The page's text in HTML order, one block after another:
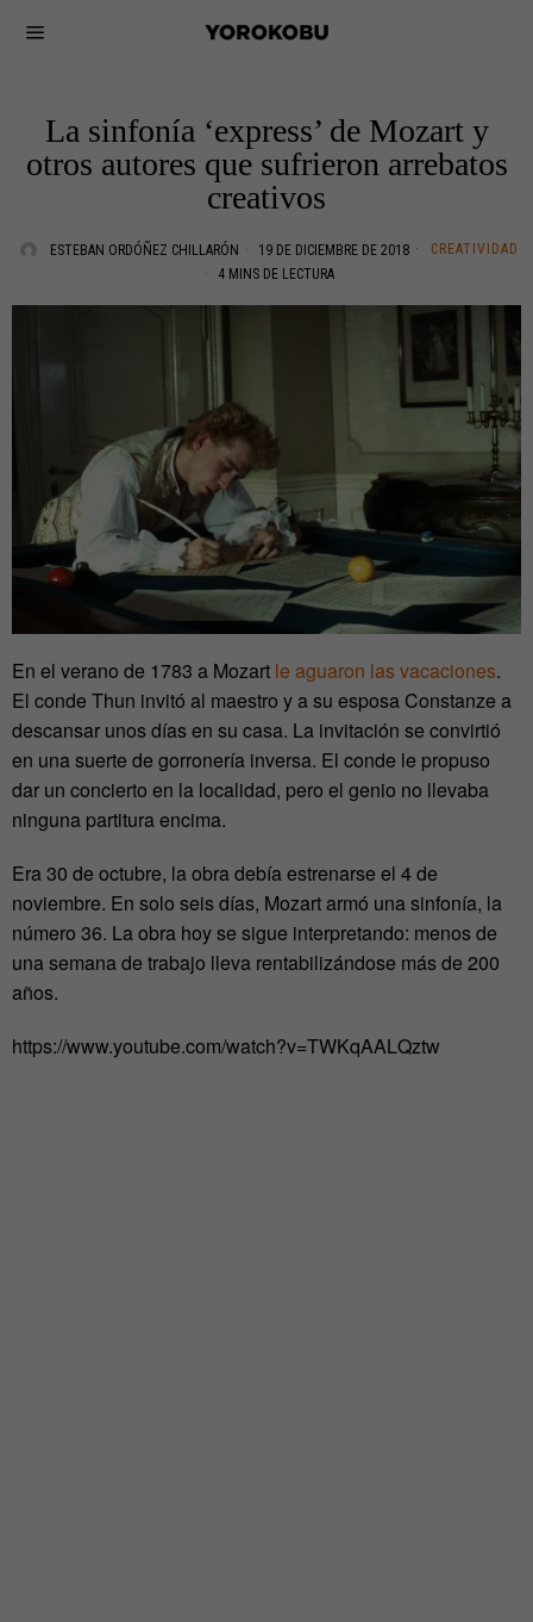
La sinfonía ‘express’ de Mozart y
otros autores que sufrieron arrebatos
creativos
ESTEBAN ORDÓÑEZ CHILLARÓN 19 DE DICIEMBRE DE 2018
CREATIVIDAD
4 MINS DE LECTURA
En el verano de 1783 a Mozart le aguaron las vacaciones.
El conde Thun invitó al maestro y a su esposa Constanze a
descansar unos días en su casa. La invitación se convirtió
en una suerte de gorronería inversa. El conde le propuso
dar un concierto en la localidad, pero el genio no llevaba
ninguna partitura encima.
Era 30 de octubre, la obra debía estrenarse el 4 de
noviembre. En solo seis días, Mozart armó una sinfonía, la
número 36. La obra hoy se sigue interpretando: menos de
una semana de trabajo lleva rentabilizándose más de 200
años.
https://www.youtube.com/watch?v=TWKqAALQztw